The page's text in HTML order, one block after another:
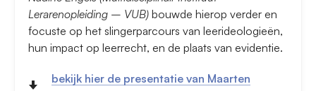
Lerarenopleiding – VUB) bouwde hierop verder en
focuste op het slingerparcours van leerideologieën,
hun impact op leerrecht, en de plaats van evidentie.
bekijk hier de presentatie van Maarten